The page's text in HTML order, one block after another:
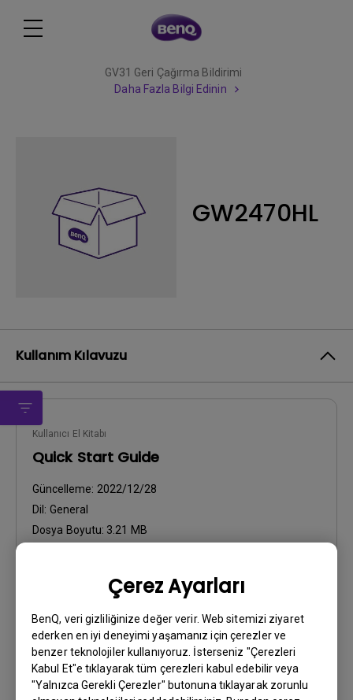
Çerez Ayarları
BenQ, veri gizliliğinize değer verir. Web sitemizi ziyaret
ederken en iyi deneyimi yaşamanız için çerezler ve
benzer teknolojiler kullanıyoruz. İsterseniz "Çerezleri
Kabul Et"e tıklayarak tüm çerezleri kabul edebilir veya
"Yalnızca Gerekli Çerezler" butonuna tıklayarak zorunlu
GV31 Geri Çağırma Bildirimi
Daha Fazla Bilgi Edinin
GW2470HL
Kullanım Kılavuzu
Kullanıcı El Kitabı
Quick Start Guide
Güncelleme: 2022/12/28
Dil: General
Dosya Boyutu: 3.21 MB
Kullanıcı El Kitabı